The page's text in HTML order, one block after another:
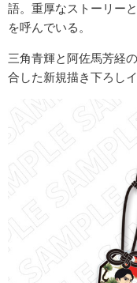
語。重厚なストーリー
を呼んでいる。
三角青輝と阿佐馬芳経
合した新規描き下ろし